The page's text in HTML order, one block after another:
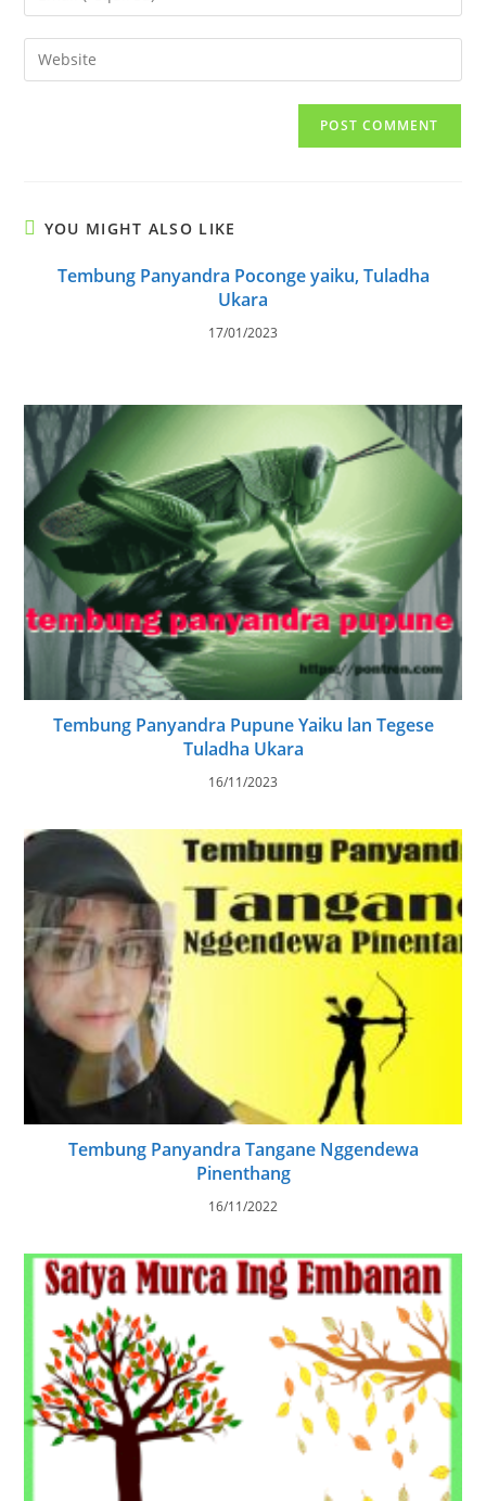
comment
your
email
address
Enter
your
YOU MIGHT ALSO LIKE
Tembung Panyandra Poconge yaiku, Tuladha
Ukara
17/01/2023
Tembung Panyandra Pupune Yaiku lan Tegese
Tuladha Ukara
16/11/2023
Tembung Panyandra Tangane Nggendewa
Pinenthang
16/11/2022